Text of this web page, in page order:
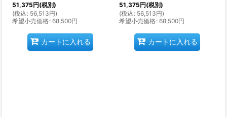
51,375円(税別)
(税込 : 56,513円)
希望小売価格: 68,500円
カートに入れる
51,375円(税別)
(税込 : 56,513円)
希望小売価格: 68,500円
カートに入れる